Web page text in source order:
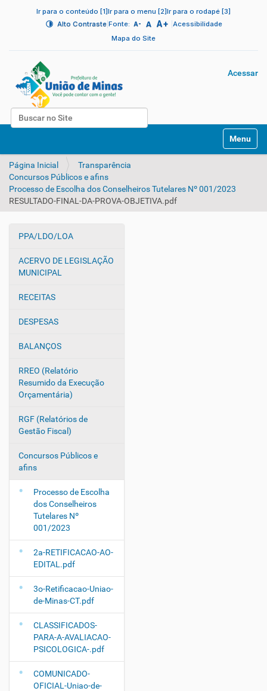
Ir para o conteúdo [1]Ir para o menu [2]Ir para o rodapé [3]
Alto Contraste| Fonte: A- A A+ Acessibilidade
Mapa do Site
Busca
Acessar
v
Toggle
Página Inicial
Transparência
Concursos Públicos e afins
Processo de Escolha dos Conselheiros Tutelares Nº 001/2023
RESULTADO-FINAL-DA-PROVA-OBJETIVA.pdf
N
v
g
ç
ã
PPA/LDO/LOA
ACERVO DE LEGISLAÇÃO
MUNICIPAL
RECEITAS
DESPESAS
BALANÇOS
RREO (Relatório
Resumido da Execução
Orçamentária)
RGF (Relatórios de
Gestão Fiscal)
Concursos Públicos e
afins
Processo de Escolha
dos Conselheiros
Tutelares Nº
001/2023
2a-RETIFICACAO-AO-
EDITAL.pdf
3o-Retificacao-Uniao-
de-Minas-CT.pdf
CLASSIFICADOS-
PARA-A-AVALIACAO-
PSICOLOGICA-.pdf
COMUNICADO-
OFICIAL-Uniao-de-